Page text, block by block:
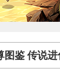
图鉴 传说